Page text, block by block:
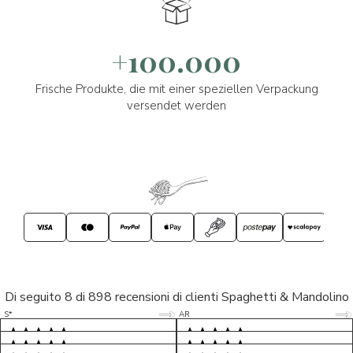
+100.000
Frische Produkte, die mit einer speziellen Verpackung
versendet werden
Di seguito 8 di 898 recensioni di clienti Spaghetti & Mandolino
S* 5/5
LP 5/5
M* 5/5
AR 5/5
D* 5/5
S* 5/5